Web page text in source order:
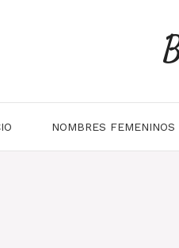
NOMBRES FEMENINOS